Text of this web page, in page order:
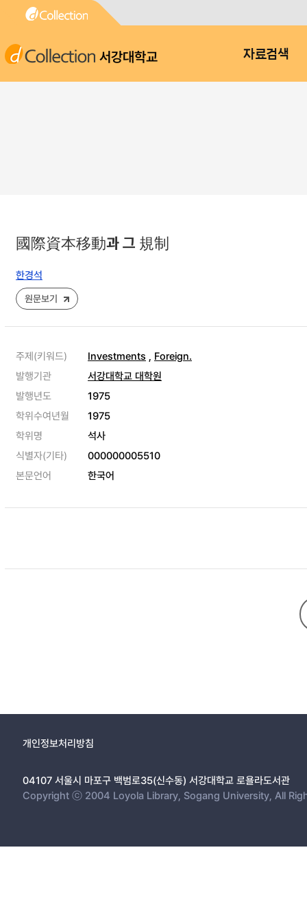
서강대학교 자료검색
國際資本移動과 그 規制
한경석
원문보기
주제(키워드) Investments , Foreign.
발행기관
서강대학교 대학원
발행년도
1975
학위수여년월
1975
학위명
석사
식별자(기타)
000000005510
본문언어
한국어
개인정보처리방침
04107 서울시 마포구 백범로35(신수동) 서강대학교 로욜라도서관
Copyright ⓒ 2004 Loyola Library, Sogang University, All